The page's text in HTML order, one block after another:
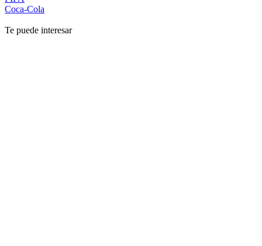
Coca-Cola
Te puede interesar